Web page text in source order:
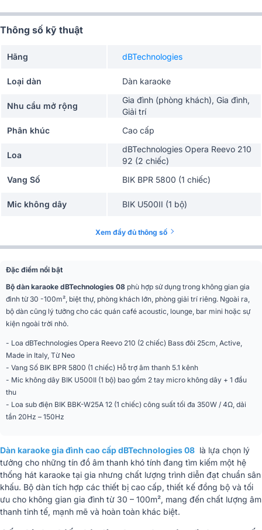
Thông số kỹ thuật
Hãng dBTechnologies
Loại dàn Dàn karaoke
Nhu cầu mở rộng
Gia đình (phòng khách), Gia đình,
Giải trí
Phân khúc
Cao cấp
Loa
dBTechnologies Opera Reevo 210
92 (2 chiếc)
Vang Số
BIK BPR 5800 (1 chiếc)
Mic không dây BIK U500II (1 bộ)
BIK BBK-W25A 12 (1 chiếc)
Xem đầy đủ thông số
Đặc điểm nổi bật
Bộ dàn karaoke dBTechnologies 08 phù hợp sử dụng trong không gian gia
đình từ 30 -100m², biệt thự, phòng khách lớn, phòng giải trí riêng. Ngoài ra,
bộ dàn cũng lý tưởng cho các quán café acoustic, lounge, bar mini hoặc sự
kiện ngoài trời nhỏ.
- Loa dBTechnologies Opera Reevo 210 (2 chiếc) Bass đôi 25cm, Active,
Made in Italy, Từ Neo
- Vang Số BIK BPR 5800 (1 chiếc) Hỗ trợ âm thanh 5.1 kênh
- Mic không dây BIK U500II (1 bộ) bao gồm 2 tay micro không dây + 1 đầu
thu
- Loa sub điện BIK BBK-W25A 12 (1 chiếc) công suất tối đa 350W / 4Ω, dải
tần 20Hz – 150Hz
Dàn karaoke gia đình cao cấp dBTechnologies 08 là lựa chọn lý
tưởng cho những tín đồ âm thanh khó tính đang tìm kiếm một hệ
thống hát karaoke tại gia nhưng chất lượng trình diễn đạt chuẩn sân
khấu. Bộ dàn tích hợp các thiết bị cao cấp, thiết kế đồng bộ và tối
ưu cho không gian gia đình từ 30 – 100m², mang đến chất lượng âm
thanh tinh tế, mạnh mẽ và hoàn toàn khác biệt.